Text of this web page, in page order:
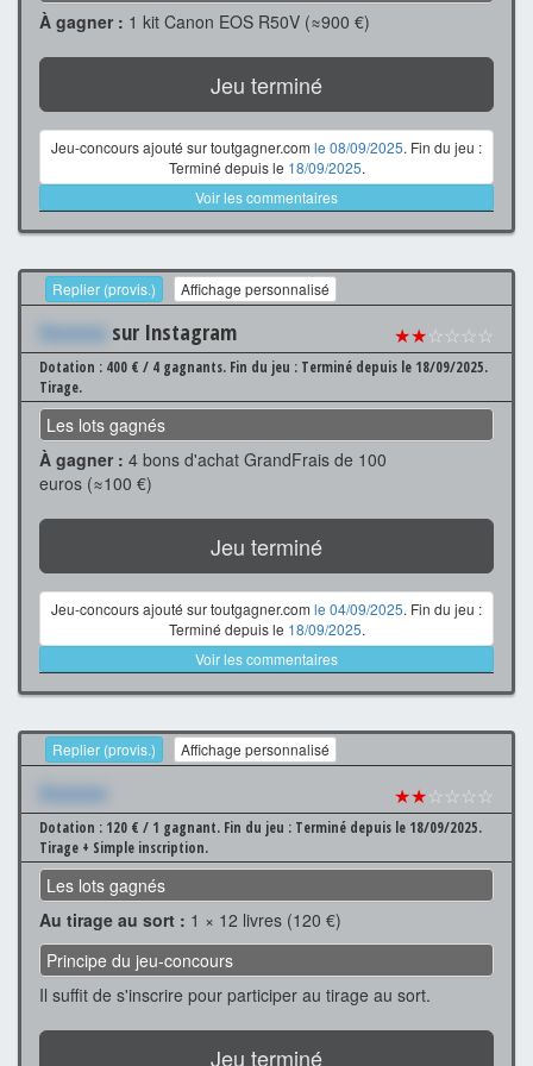
À gagner : 1 kit Canon EOS R50V (≈900 €)
Jeu terminé
Jeu-concours ajouté sur toutgagner.com le 08/09/2025. Fin du jeu :
Terminé depuis le 18/09/2025.
Voir les commentaires
Replier (provis.) Affichage personnalisé
Xxxxxxx sur Instagram ★★☆☆☆☆
Dotation : 400 € / 4 gagnants. Fin du jeu : Terminé depuis le 18/09/2025.
Tirage.
Les lots gagnés
À gagner : 4 bons d'achat GrandFrais de 100
euros (≈100 €)
Jeu terminé
Jeu-concours ajouté sur toutgagner.com le 04/09/2025. Fin du jeu :
Terminé depuis le 18/09/2025.
Voir les commentaires
Replier (provis.) Affichage personnalisé
Xxxxxxx ★★☆☆☆☆
Dotation : 120 € / 1 gagnant. Fin du jeu : Terminé depuis le 18/09/2025.
Tirage + Simple inscription.
Les lots gagnés
Au tirage au sort : 1 × 12 livres (120 €)
Principe du jeu-concours
Il suffit de s'inscrire pour participer au tirage au sort.
Jeu terminé